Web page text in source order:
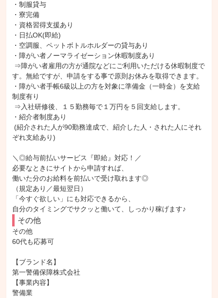
・制服貸与
・寮完備
・資格習得支援あり
・日払OK(即給)
・空調服、ペットボトルホルダーの貸与あり
・障がい者ノーマライゼーション休暇制度あり
す。無給ですが、申請をする事で原則お休みを取得できます。
・障がい者手帳6級以上の方を対象に準備金（一時金）を支給
制度有り
・紹介者制度あり
ぞれ支給あり)
＼◎給与前払いサービス『即給』対応！／
必要なときにサイトから申請すれば、
働いた分のお給料を前払いで受け取れます◎
（規定あり／最短翌日）
「今すぐ欲しい」にも対応できるから、
自分のタイミングでサクッと働いて、しっかり稼げます♪
その他
その他
60代も応募可
【ブランド名】
第一警備保障株式会社
【事業内容】
警備業